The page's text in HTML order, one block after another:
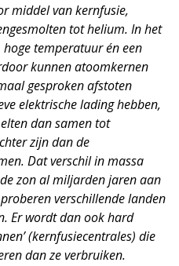
middel van kernfusie,
tot helium. In het
temperatuur én een
kunnen atoomkernen
gesproken afstoten
elektrische lading hebben,
dan samen tot
zijn dan de
Dat verschil in massa
zon al miljarden jaren aan
verschillende landen
Er wordt dan ook hard
(kernfusiecentrales) die
dan ze verbruiken.